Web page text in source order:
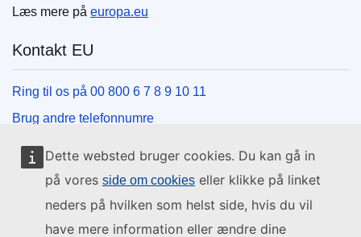
Dette websted bruger cookies. Du kan gå in
på vores side om cookies eller klikke på linket
neders på hvilken som helst side, hvis du vil
have mere information eller ændre dine
Læs mere på europa.eu
Kontakt EU
Ring til os på 00 800 6 7 8 9 10 11
Brug andre telefonnumre
Skriv til os via vores kontaktformular
Mød os på et af EU-centrene
Sociale medier